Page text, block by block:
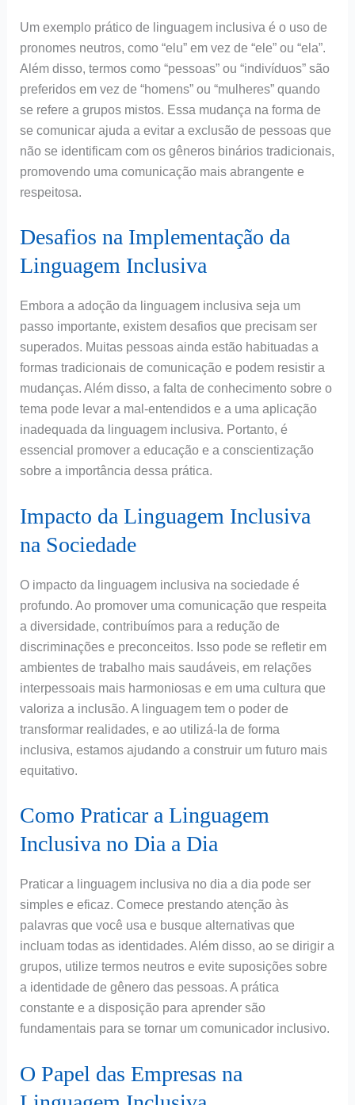
Um exemplo prático de linguagem inclusiva é o uso de
pronomes neutros, como “elu” em vez de “ele” ou “ela”.
Além disso, termos como “pessoas” ou “indivíduos” são
preferidos em vez de “homens” ou “mulheres” quando
se refere a grupos mistos. Essa mudança na forma de
se comunicar ajuda a evitar a exclusão de pessoas que
não se identificam com os gêneros binários tradicionais,
promovendo uma comunicação mais abrangente e
respeitosa.
Desafios na Implementação da
Linguagem Inclusiva
Embora a adoção da linguagem inclusiva seja um
passo importante, existem desafios que precisam ser
superados. Muitas pessoas ainda estão habituadas a
formas tradicionais de comunicação e podem resistir a
mudanças. Além disso, a falta de conhecimento sobre o
tema pode levar a mal-entendidos e a uma aplicação
inadequada da linguagem inclusiva. Portanto, é
essencial promover a educação e a conscientização
sobre a importância dessa prática.
Impacto da Linguagem Inclusiva
na Sociedade
O impacto da linguagem inclusiva na sociedade é
profundo. Ao promover uma comunicação que respeita
a diversidade, contribuímos para a redução de
discriminações e preconceitos. Isso pode se refletir em
ambientes de trabalho mais saudáveis, em relações
interpessoais mais harmoniosas e em uma cultura que
valoriza a inclusão. A linguagem tem o poder de
transformar realidades, e ao utilizá-la de forma
inclusiva, estamos ajudando a construir um futuro mais
equitativo.
Como Praticar a Linguagem
Inclusiva no Dia a Dia
Praticar a linguagem inclusiva no dia a dia pode ser
simples e eficaz. Comece prestando atenção às
palavras que você usa e busque alternativas que
incluam todas as identidades. Além disso, ao se dirigir a
grupos, utilize termos neutros e evite suposições sobre
a identidade de gênero das pessoas. A prática
constante e a disposição para aprender são
fundamentais para se tornar um comunicador inclusivo.
O Papel das Empresas na